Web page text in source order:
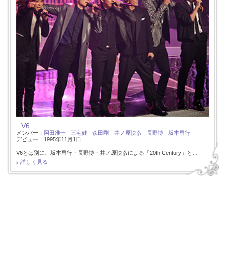
V6
メンバー： 岡田准一 三宅健 森田剛 井ノ原快彦 長野博
坂本昌行
デビュー：1995年11月1日
V6とは別に、坂本昌行・長野博・井ノ原快彦による「20th Century」と…
詳しく見る